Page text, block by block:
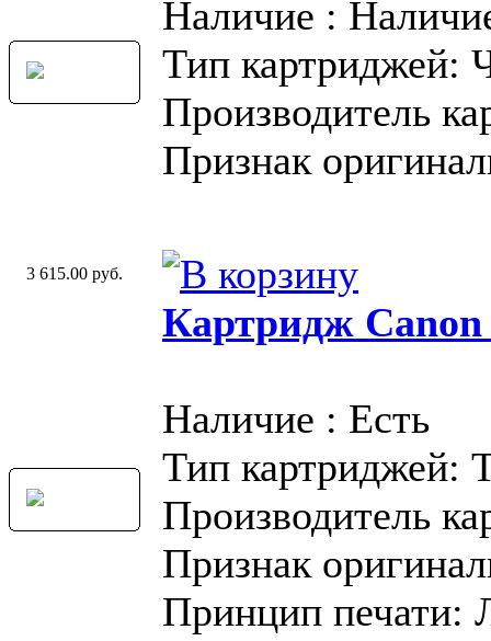
Наличие :
Тип картриджей:
Производитель
Признак
3 615.00 руб.
Картридж Canon
Наличие : Есть
Тип картриджей:
Производитель
Признак
Принцип печати: